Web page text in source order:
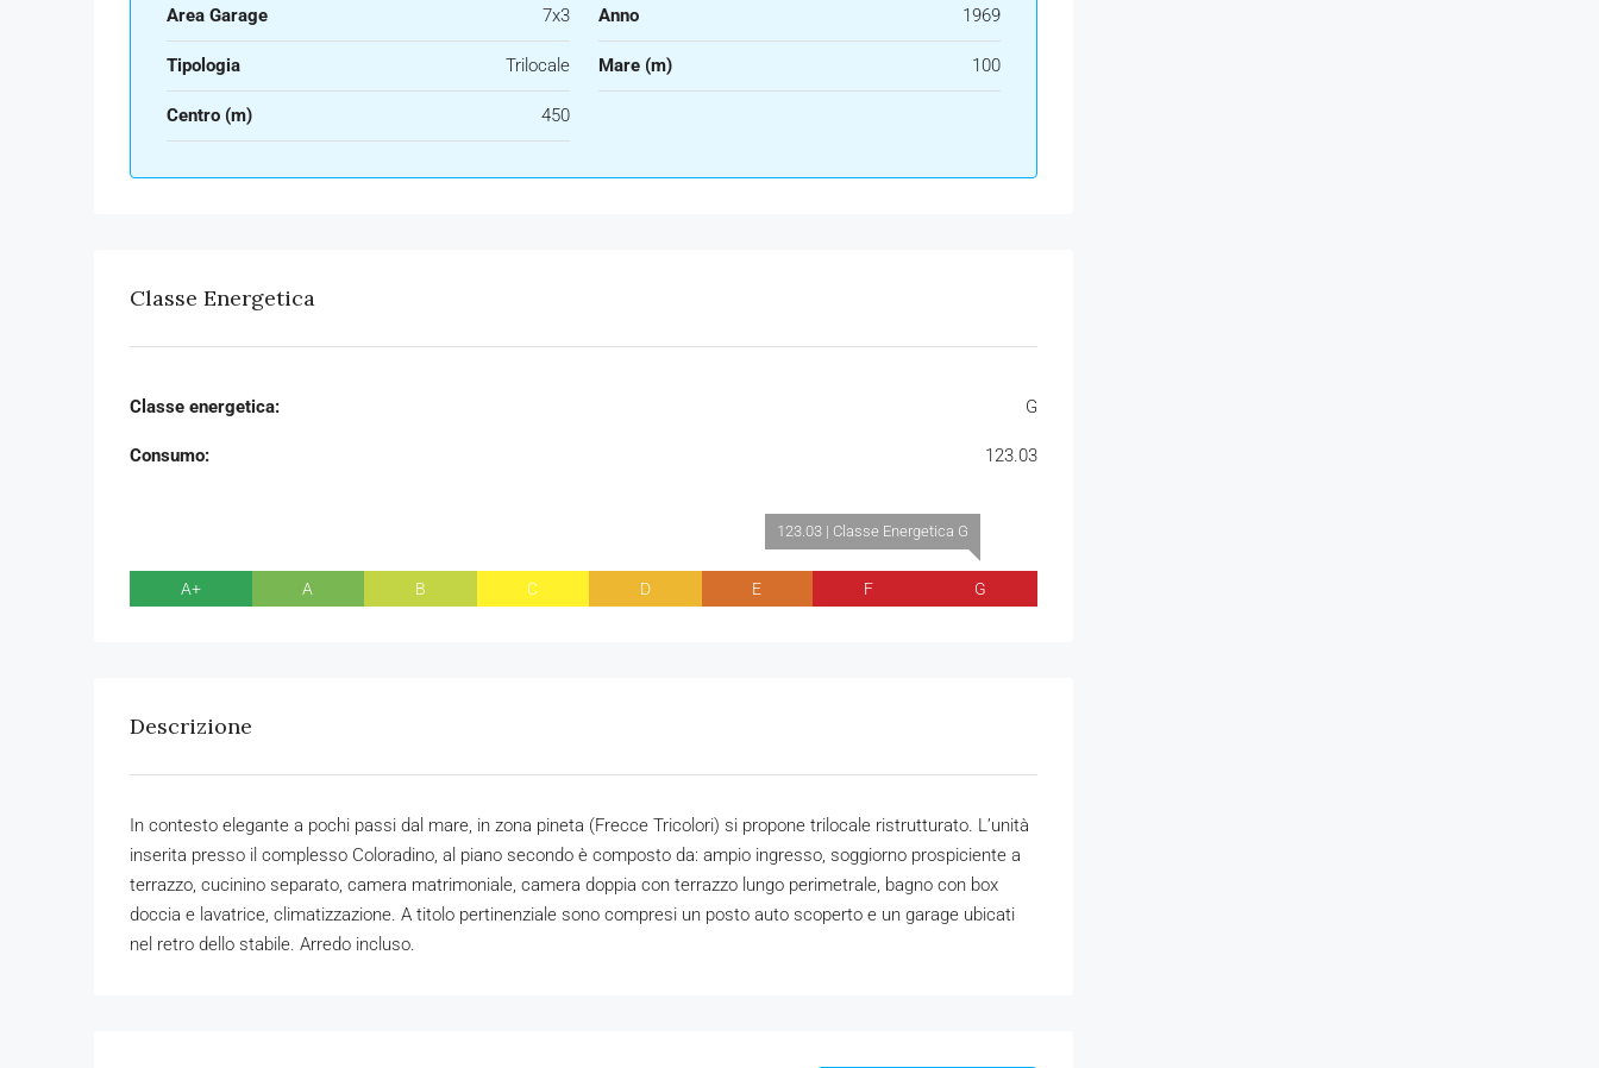
Area Garage 7x3 Anno 1969
Tipologia Trilocale Mare (m) 100
Centro (m) 450
Classe Energetica
Classe energetica: G
Consumo: 123.03
A+ A B C D E F
123.03 | Classe Energetica G
G
Descrizione
In contesto elegante a pochi passi dal mare, in zona pineta (Frecce Tricolori) si propone trilocale ristrutturato. L’unità
inserita presso il complesso Coloradino, al piano secondo è composto da: ampio ingresso, soggiorno prospiciente a
terrazzo, cucinino separato, camera matrimoniale, camera doppia con terrazzo lungo perimetrale, bagno con box
doccia e lavatrice, climatizzazione. A titolo pertinenziale sono compresi un posto auto scoperto e un garage ubicati
nel retro dello stabile. Arredo incluso.